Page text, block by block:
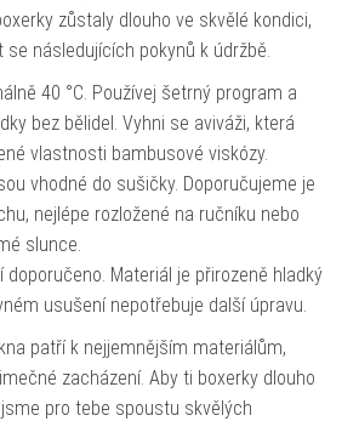
zůstaly dlouho ve skvělé kondici,
následujících pokynů k údržbě.
40 °C. Používej šetrný program a
bez bělidel. Vyhni se aviváži, která
vlastnosti bambusové viskózy.
vhodné do sušičky. Doporučujeme je
nejlépe rozložené na ručníku nebo
slunce.
doporučeno. Materiál je přirozeně hladký
usušení nepotřebuje další úpravu.
patří k nejjemnějším materiálům,
zacházení. Aby ti boxerky dlouho
pro tebe spoustu skvělých